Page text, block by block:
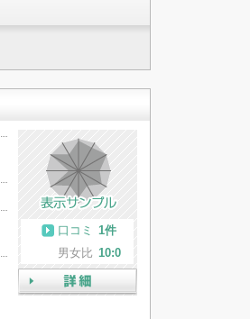
口コミ
1件
男女比 10:0